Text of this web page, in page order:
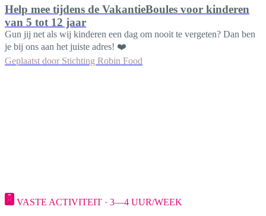
Help mee tijdens de VakantieBoules voor kinderen
van 5 tot 12 jaar
Gun jij net als wij kinderen een dag om nooit te vergeten? Dan ben
je bij ons aan het juiste adres! ❤️
Geplaatst door Stichting Robin Food
VASTE ACTIVITEIT · 3—4 UUR/WEEK